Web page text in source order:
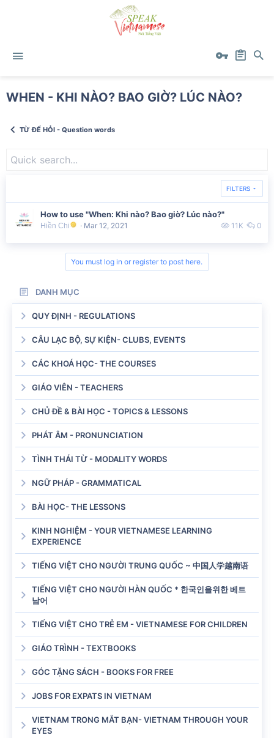
WHEN - KHI NÀO? BAO GIỜ? LÚC NÀO?
TỪ ĐỂ HỎI - Question words
FILTERS
How to use "When: Khi nào? Bao giờ? Lúc nào?"
Hiền Chi Mar 12, 2021 11K 0
You must log in or register to post here.
DANH MỤC
QUY ĐỊNH - REGULATIONS
CÂU LẠC BỘ, SỰ KIỆN- CLUBS, EVENTS
CÁC KHOÁ HỌC- THE COURSES
GIÁO VIÊN - TEACHERS
CHỦ ĐỀ & BÀI HỌC - TOPICS & LESSONS
PHÁT ÂM - PRONUNCIATION
TÌNH THÁI TỪ - MODALITY WORDS
NGỮ PHÁP - GRAMMATICAL
BÀI HỌC- THE LESSONS
KINH NGHIỆM - YOUR VIETNAMESE LEARNING
EXPERIENCE
TIẾNG VIỆT CHO NGƯỜI TRUNG QUỐC ~ 中国人学越南语
TIẾNG VIỆT CHO NGƯỜI HÀN QUỐC * 한국인을위한 베트
남어
TIẾNG VIỆT CHO TRẺ EM - VIETNAMESE FOR CHILDREN
GIÁO TRÌNH - TEXTBOOKS
GÓC TẶNG SÁCH - BOOKS FOR FREE
JOBS FOR EXPATS IN VIETNAM
VIETNAM TRONG MẮT BẠN- VIETNAM THROUGH YOUR
EYES